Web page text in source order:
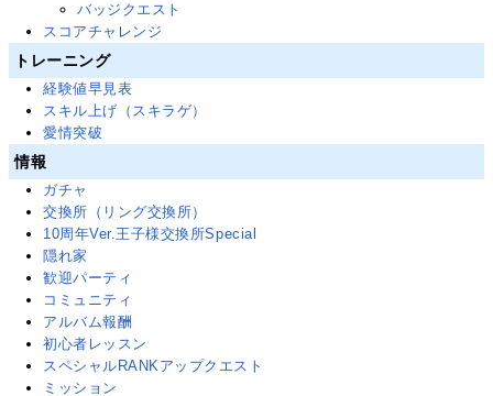
バッジクエスト
スコアチャレンジ
トレーニング
経験値早見表
スキル上げ（スキラゲ）
愛情突破
情報
ガチャ
交換所（リング交換所）
10周年Ver.王子様交換所Special
隠れ家
歓迎パーティ
コミュニティ
アルバム報酬
初心者レッスン
スペシャルRANKアップクエスト
ミッション